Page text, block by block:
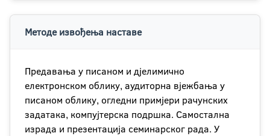
Методе извођења наставе
Предавања у писаном и дјелимично
електронском облику, aудиторна вјежбања у
писаном облику, огледни примјери рачунских
задатака, компујтерска подршка. Самостална
израда и презентација семинарског рада. У